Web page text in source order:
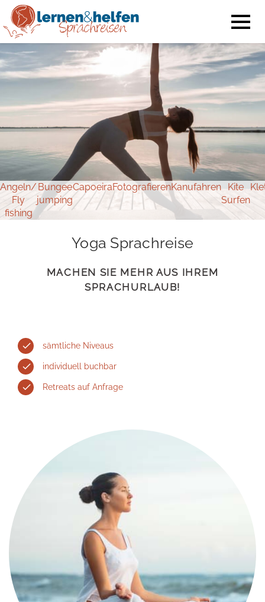
Angeln/
Fly
fishing
Bungee
jumping
CapoeiraFotografierenKanufahren
Kite
Surfen
Yoga Sprachreise
MACHEN SIE MEHR AUS IHREM
SPRACHURLAUB!
sämtliche Niveaus
individuell buchbar
Retreats auf Anfrage